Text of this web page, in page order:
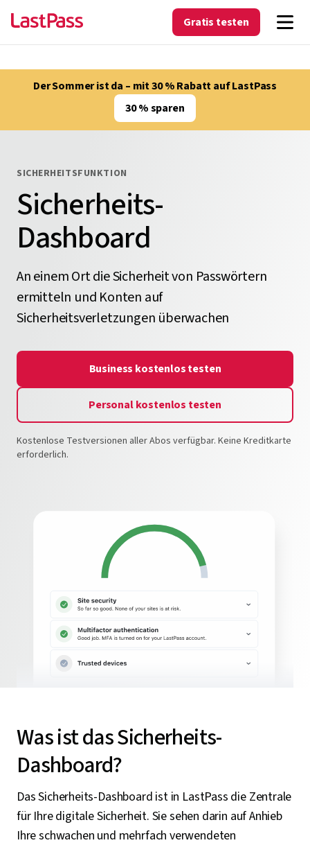
Gratis testen
Der Sommer ist da – mit 30 % Rabatt auf LastPass
30 % sparen
SICHERHEITSFUNKTION
Sicherheits-
Dashboard
An einem Ort die Sicherheit von Passwörtern
ermitteln und Konten auf
Sicherheitsverletzungen überwachen
Business kostenlos testen
Personal kostenlos testen
Kostenlose Testversionen aller Abos verfügbar. Keine Kreditkarte
erforderlich.
Was ist das Sicherheits-
Dashboard?
Das Sicherheits-Dashboard ist in LastPass die Zentrale
für Ihre digitale Sicherheit. Sie sehen darin auf Anhieb
Ihre schwachen und mehrfach verwendeten